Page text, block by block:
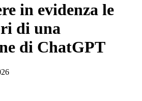
in evidenza le
di una
di ChatGPT